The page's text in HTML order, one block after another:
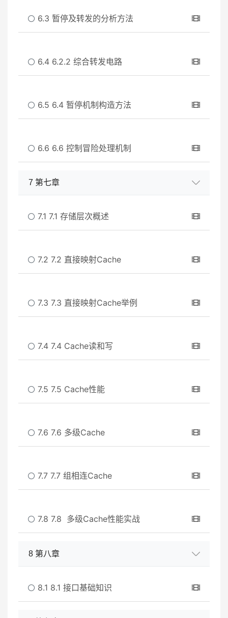
6.3 暂停及转发的分析方法
6.4 6.2.2 综合转发电路
6.5 6.4 暂停机制构造方法
6.6 6.6 控制冒险处理机制
7 第七章
7.1 7.1 存储层次概述
7.2 7.2 直接映射Cache
7.3 7.3 直接映射Cache举例
7.4 7.4 Cache读和写
7.5 7.5 Cache性能
7.6 7.6 多级Cache
7.7 7.7 组相连Cache
7.8 7.8 多级Cache性能实战
8 第八章
8.1 8.1 接口基础知识